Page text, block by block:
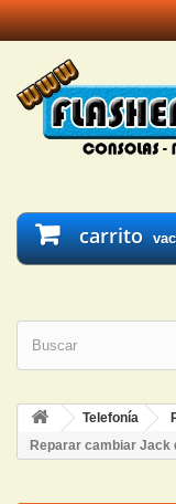
carrito
Telefonía
Reparar cambiar Jack